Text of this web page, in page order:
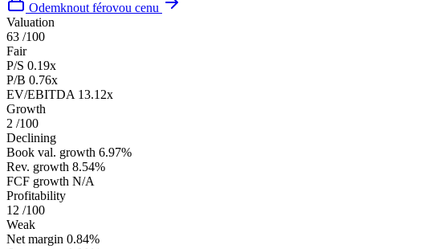
Odemknout férovou cenu
Valuation
63 /100
Fair
P/S 0.19x
P/B 0.76x
EV/EBITDA 13.12x
Growth
2 /100
Declining
Book val. growth 6.97%
Rev. growth 8.54%
FCF growth N/A
Profitability
12 /100
Weak
Net margin 0.84%